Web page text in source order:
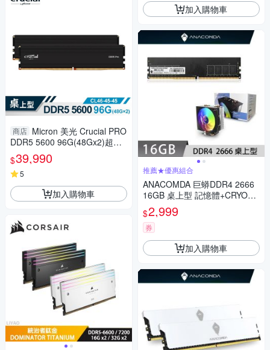
商店 Micron 美光 Crucial PRO
DDR5 5600 96G(48Gx2)超頻
記憶體(雙通)(黑散熱片) CP2K4
8G56C46U5
$39,990
5
加入購物車
加入購物車
推薦★優惠組合
ANACOMDA 巨蟒DDR4 2666
16GB 桌上型 記憶體+CRYORI
G 快睿 CR401 CPU散熱器
$2,999
券
加入購物車